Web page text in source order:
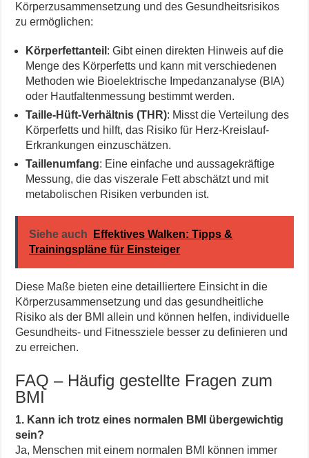
Körperzusammensetzung und des Gesundheitsrisikos
zu ermöglichen:
Körperfettanteil : Gibt einen direkten Hinweis auf die
Menge des Körperfetts und kann mit verschiedenen
Methoden wie Bioelektrische Impedanzanalyse (BIA)
oder Hautfaltenmessung bestimmt werden.
Taille-Hüft-Verhältnis (THR): Misst die Verteilung des
Körperfetts und hilft, das Risiko für Herz-Kreislauf-
Erkrankungen einzuschätzen.
Taillenumfang: Eine einfache und aussagekräftige
Messung, die das viszerale Fett abschätzt und mit
metabolischen Risiken verbunden ist.
Siehe auch
Effektives Walken: Tipps &
Trainingspläne für Einsteiger
Diese Maße bieten eine detailliertere Einsicht in die
Körperzusammensetzung und das gesundheitliche
Risiko als der BMI allein und können helfen, individuelle
Gesundheits- und Fitnessziele besser zu definieren und
zu erreichen.
FAQ – Häufig gestellte Fragen zum
BMI
1. Kann ich trotz eines normalen BMI übergewichtig
sein?
Ja, Menschen mit einem normalen BMI können immer